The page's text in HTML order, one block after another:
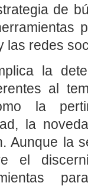
de
las redes
la
al
la
la
Aunque la
el